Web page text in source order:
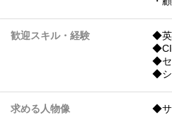
歓迎スキル・経験
◆英
◆セ
◆シ
求める人物像
◆サ